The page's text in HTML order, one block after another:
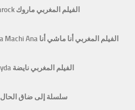
Film Marocain Marock الفيلم المغربي ماروك
Film marocain Ana Machi Ana الفيلم المغربي أنا ماشي أنا
Film marocain Nayda الفيلم المغربي نايضة
Série Ila Da9 Lhal سلسلة إلى ضاق الحال